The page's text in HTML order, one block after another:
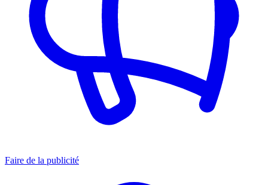
Faire de la publicité